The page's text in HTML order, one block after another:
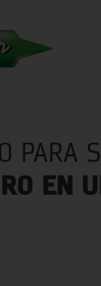
PARA
EN